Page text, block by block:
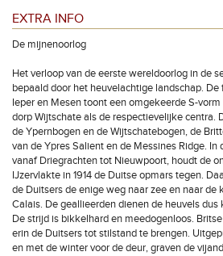
EXTRA INFO
De mijnenoorlog
Het verloop van de eerste wereldoorlog in de
bepaald door het heuvelachtige landschap.
Ieper en Mesen toont een omgekeerde S-
dorp Wijtschate als de respectievelijke centra.
de Ypernbogen en de Wijtschatebogen, de
van de Ypres Salient en de Messines Ridge.
vanaf Driegrachten tot Nieuwpoort, houdt de
IJzervlakte in 1914 de Duitse opmars tegen.
de Duitsers de enige weg naar zee en naar de
Calais. De geallieerden dienen de heuvels
De strijd is bikkelhard en meedogenloos.
erin de Duitsers tot stilstand te brengen.
en met de winter voor de deur, graven de